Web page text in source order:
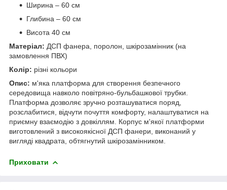
Ширина – 60 см
Глибина – 60 см
Висота 40 см
Матеріал: ДСП фанера, поролон, шкірозамінник (на
замовлення ПВХ)
Колір: різні кольори
Опис: м'яка платформа для створення безпечного
середовища навколо повітряно-бульбашкової трубки.
Платформа дозволяє зручно розташуватися поряд,
розслабитися, відчути почуття комфорту, налаштуватися на
приємну взаємодію з довкіллям. Корпус м'якої платформи
виготовлений з високоякісної ДСП фанери, виконаний у
вигляді квадрата, обтягнутий шкірозамінником.
Приховати